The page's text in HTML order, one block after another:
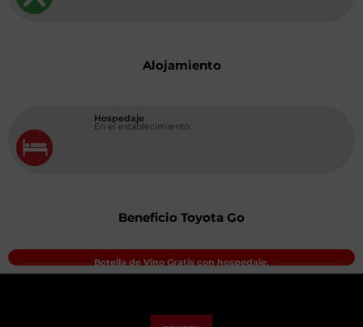
Alojamiento
Hospedaje
En el establecimiento.
Beneficio Toyota Go
Botella de Vino Gratis con hospedaje.